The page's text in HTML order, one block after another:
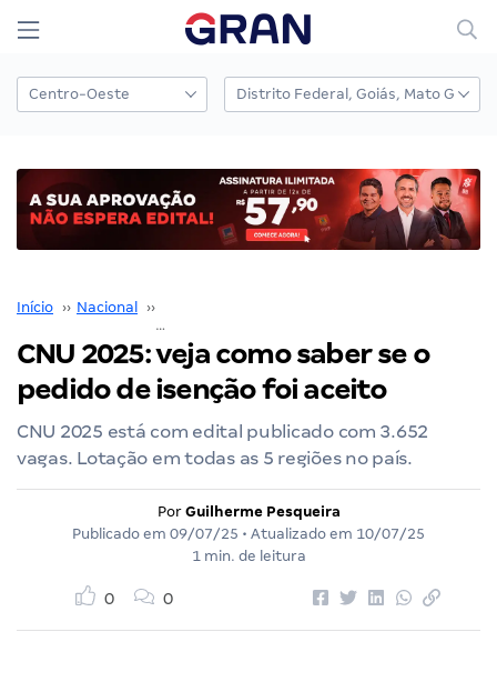
Início ›› Nacional ››
CNU 2025: veja como saber se o
pedido de isenção foi aceito
CNU 2025 está com edital publicado com 3.652
vagas. Lotação em todas as 5 regiões no país.
Por Guilherme Pesqueira
Publicado em 09/07/25 • Atualizado em 10/07/25
1 min. de leitura
0 0